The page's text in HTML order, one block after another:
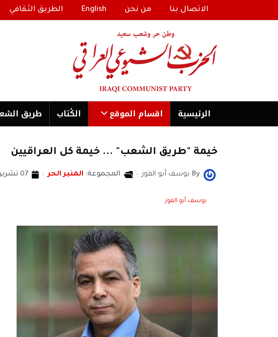
الاتصال بنا من نحن English الطريق الثقافي
الرئیسية اقسام الموقع الكُتاب طریق
خيمة "طريق الشعب" ... خيمة كل العراقيين
By يوسف أبو الفوز المجموعة: المنبر الحر 07 تشرين1/أكتوير 2022
يوسف أبو الفوز